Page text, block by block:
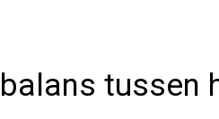
tussen